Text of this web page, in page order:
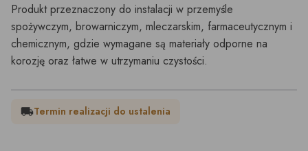
Produkt przeznaczony do instalacji w przemyśle
spożywczym, browarniczym, mleczarskim, farmaceutycznym i
chemicznym, gdzie wymagane są materiały odporne na
korozję oraz łatwe w utrzymaniu czystości.
local_shippingTermin realizacji do ustalenia